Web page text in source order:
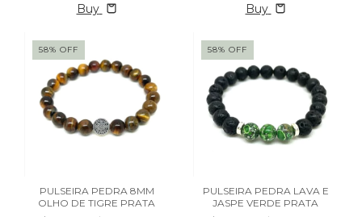
Buy Buy
58% OFF
PULSEIRA PEDRA 8MM
OLHO DE TIGRE PRATA
58% OFF
PULSEIRA PEDRA LAVA E
JASPE VERDE PRATA